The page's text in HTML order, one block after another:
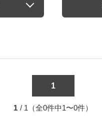
1
1 / 1（全0件中1〜0件）